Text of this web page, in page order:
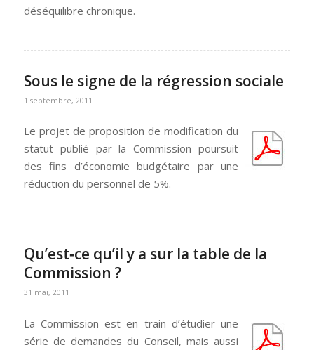
déséquilibre chronique.
Sous le signe de la régression sociale
1 septembre, 2011
Le projet de proposition de modification du
statut publié par la Commission poursuit
des fins d’économie budgétaire par une
réduction du personnel de 5%.
Qu’est‐ce qu’il y a sur la table de la
Commission ?
31 mai, 2011
La Commission est en train d’étudier une
série de demandes du Conseil, mais aussi